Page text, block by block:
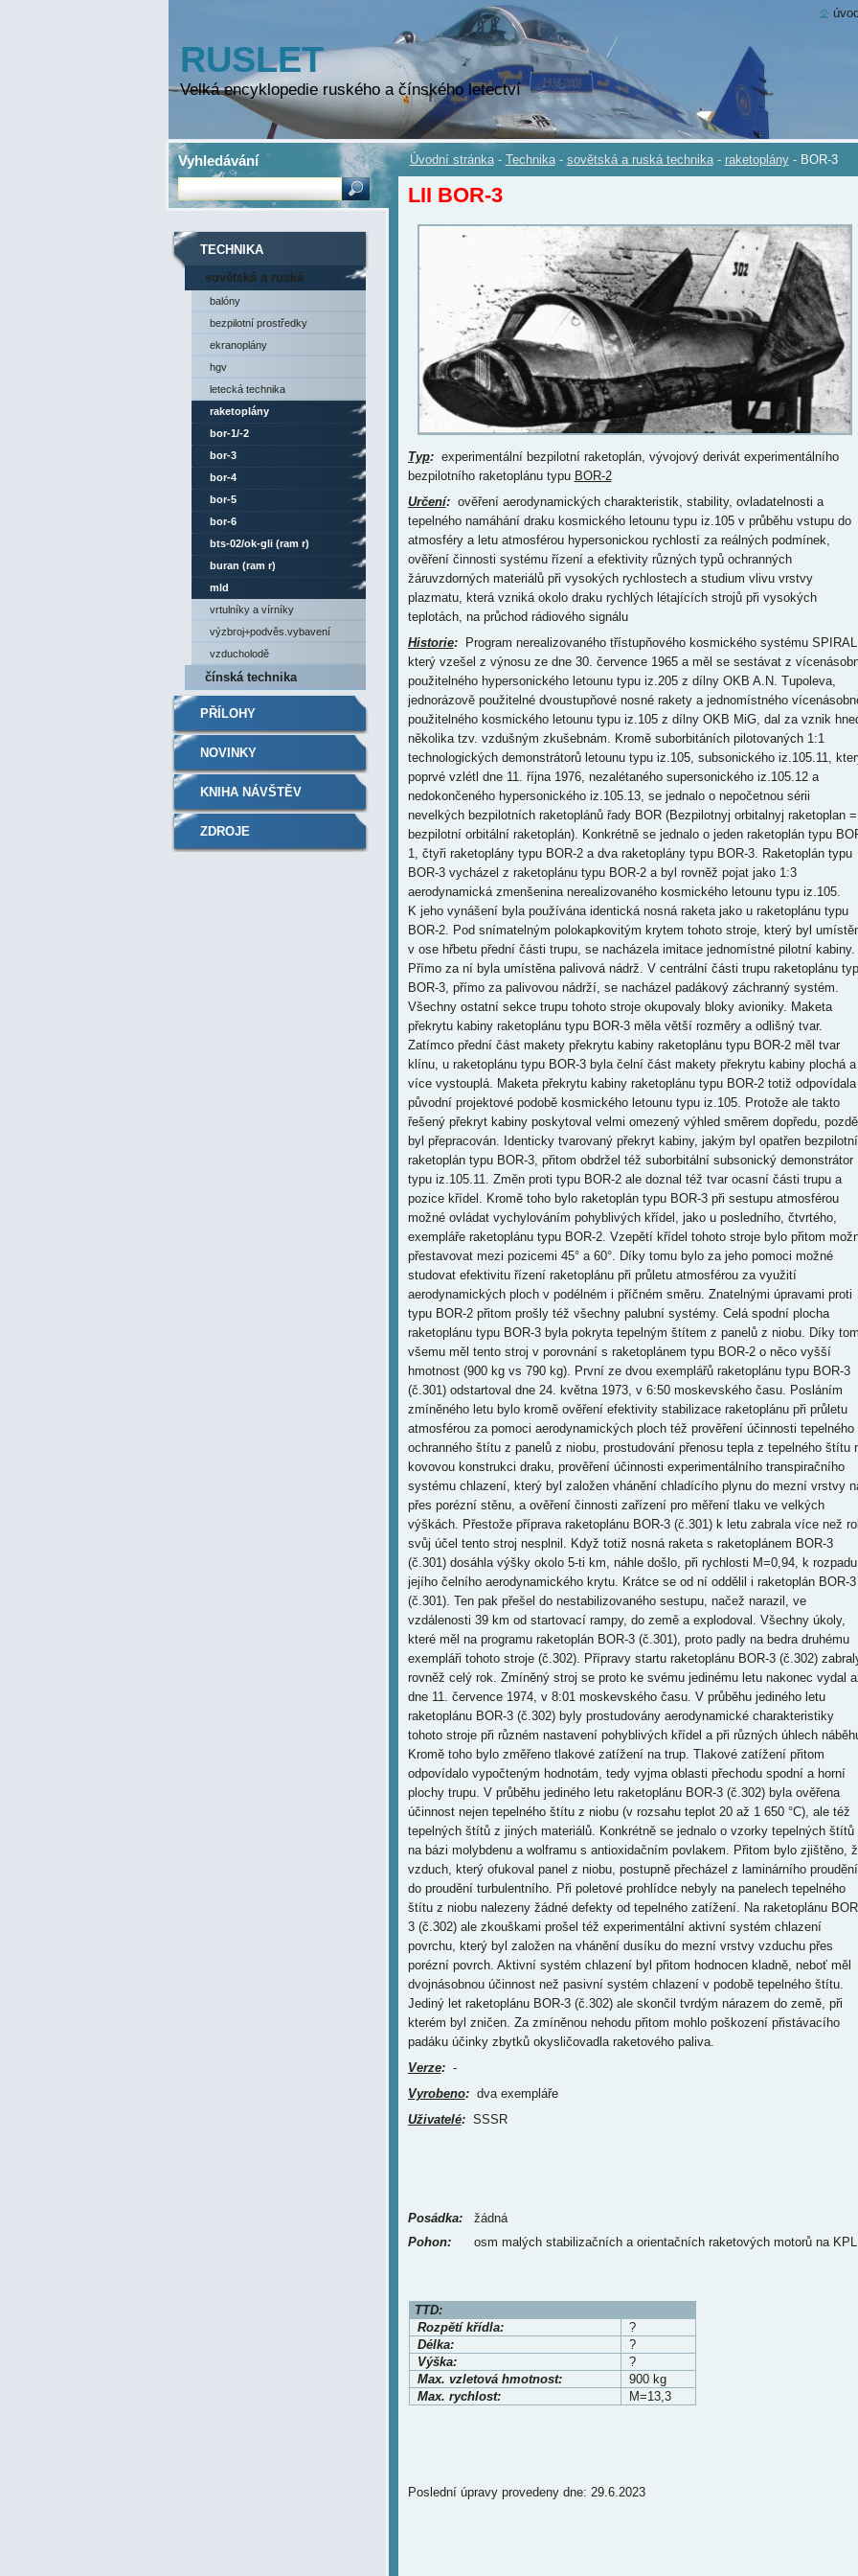
RUSLET
Velká encyklopedie ruského a čínského letectví
Úvodní stránka - Technika - sovětská a ruská technika - raketoplány - BOR-3
LII BOR-3
Typ:experimentální bezpilotní raketoplán, vývojový derivát experimentálního
bezpilotního raketoplánu typu BOR-2
Určení:ověření aerodynamických charakteristik, stability, ovladatelnosti a
tepelného namáhání draku kosmického letounu typu iz.105 v průběhu vstupu do
atmosféry a letu atmosférou hypersonickou rychlostí za reálných podmínek,
ověření činnosti systému řízení a efektivity různých typů ochranných
žáruvzdorných materiálů při vysokých rychlostech a studium vlivu vrstvy
plazmatu, která vzniká okolo draku rychlých létajících strojů při vysokých
teplotách, na průchod rádiového signálu
Historie:Program nerealizovaného třístupňového kosmického systému
který vzešel z výnosu ze dne 30. července 1965 a měl se sestávat z
použitelného hypersonického letounu typu iz.205 z dílny OKB A.N. Tupoleva,
jednorázově použitelné dvoustupňové nosné rakety a jednomístného
použitelného kosmického letounu typu iz.105 z dílny OKB MiG, dal za vznik
několika tzv. vzdušným zkušebnám. Kromě suborbitáních pilotovaných 1:1
technologických demonstrátorů letounu typu iz.105, subsonického iz.105.11,
poprvé vzlétl dne 11. října 1976, nezalétaného supersonického iz.105.12 a
nedokončeného hypersonického iz.105.13, se jednalo o nepočetnou sérii
nevelkých bezpilotních raketoplánů řady BOR (Bezpilotnyj orbitalnyj raketoplan =
bezpilotní orbitální raketoplán). Konkrétně se jednalo o jeden raketoplán typu
1, čtyři raketoplány typu BOR-2 a dva raketoplány typu BOR-3. Raketoplán typu
BOR-3 vycházel z raketoplánu typu BOR-2 a byl rovněž pojat jako 1:3
aerodynamická zmenšenina nerealizovaného kosmického letounu typu iz.105.
K jeho vynášení byla používána identická nosná raketa jako u raketoplánu typu
BOR-2. Pod snímatelným polokapkovitým krytem tohoto stroje, který byl
v ose hřbetu přední části trupu, se nacházela imitace jednomístné pilotní kabiny.
Přímo za ní byla umístěna palivová nádrž. V centrální části trupu raketoplánu
BOR-3, přímo za palivovou nádrží, se nacházel padákový záchranný systém.
Všechny ostatní sekce trupu tohoto stroje okupovaly bloky avioniky. Maketa
překrytu kabiny raketoplánu typu BOR-3 měla větší rozměry a odlišný tvar.
Zatímco přední část makety překrytu kabiny raketoplánu typu BOR-2 měl tvar
klínu, u raketoplánu typu BOR-3 byla čelní část makety překrytu kabiny plochá a
více vystouplá. Maketa překrytu kabiny raketoplánu typu BOR-2 totiž odpovídala
původní projektové podobě kosmického letounu typu iz.105. Protože ale takto
řešený překryt kabiny poskytoval velmi omezený výhled směrem dopředu,
byl přepracován. Identicky tvarovaný překryt kabiny, jakým byl opatřen bezpilotní
raketoplán typu BOR-3, přitom obdržel též suborbitální subsonický demonstrátor
typu iz.105.11. Změn proti typu BOR-2 ale doznal též tvar ocasní části trupu a
pozice křídel. Kromě toho bylo raketoplán typu BOR-3 při sestupu atmosférou
možné ovládat vychylováním pohyblivých křídel, jako u posledního, čtvrtého,
exempláře raketoplánu typu BOR-2. Vzepětí křídel tohoto stroje bylo přitom
přestavovat mezi pozicemi 45° a 60°. Díky tomu bylo za jeho pomoci možné
studovat efektivitu řízení raketoplánu při průletu atmosférou za využití
aerodynamických ploch v podélném i příčném směru. Znatelnými úpravami proti
typu BOR-2 přitom prošly též všechny palubní systémy. Celá spodní plocha
raketoplánu typu BOR-3 byla pokryta tepelným štítem z panelů z niobu. Díky
všemu měl tento stroj v porovnání s raketoplánem typu BOR-2 o něco vyšší
hmotnost (900 kg vs 790 kg). První ze dvou exemplářů raketoplánu typu BOR-3
(č.301) odstartoval dne 24. května 1973, v 6:50 moskevského času. Posláním
zmíněného letu bylo kromě ověření efektivity stabilizace raketoplánu při průletu
atmosférou za pomoci aerodynamických ploch též prověření účinnosti tepelného
ochranného štítu z panelů z niobu, prostudování přenosu tepla z tepelného štítu
kovovou konstrukci draku, prověření účinnosti experimentálního transpiračního
systému chlazení, který byl založen vhánění chladícího plynu do mezní vrstvy
přes porézní stěnu, a ověření činnosti zařízení pro měření tlaku ve velkých
výškách. Přestože příprava raketoplánu BOR-3 (č.301) k letu zabrala více než
svůj účel tento stroj nesplnil. Když totiž nosná raketa s raketoplánem BOR-3
(č.301) dosáhla výšky okolo 5-ti km, náhle došlo, při rychlosti M=0,94, k rozpadu
jejího čelního aerodynamického krytu. Krátce se od ní oddělil i raketoplán BOR-3
(č.301). Ten pak přešel do nestabilizovaného sestupu, načež narazil, ve
vzdálenosti 39 km od startovací rampy, do země a explodoval. Všechny úkoly,
které měl na programu raketoplán BOR-3 (č.301), proto padly na bedra druhému
exempláři tohoto stroje (č.302). Přípravy startu raketoplánu BOR-3 (č.302)
rovněž celý rok. Zmíněný stroj se proto ke svému jedinému letu nakonec vydal
dne 11. července 1974, v 8:01 moskevského času. V průběhu jediného letu
raketoplánu BOR-3 (č.302) byly prostudovány aerodynamické charakteristiky
tohoto stroje při různém nastavení pohyblivých křídel a při různých úhlech
Kromě toho bylo změřeno tlakové zatížení na trup. Tlakové zatížení přitom
odpovídalo vypočteným hodnotám, tedy vyjma oblasti přechodu spodní a horní
plochy trupu. V průběhu jediného letu raketoplánu BOR-3 (č.302) byla ověřena
účinnost nejen tepelného štítu z niobu (v rozsahu teplot 20 až 1 650 °C), ale též
tepelných štítů z jiných materiálů. Konkrétně se jednalo o vzorky tepelných štítů
na bázi molybdenu a wolframu s antioxidačním povlakem. Přitom bylo zjištěno,
vzduch, který ofukoval panel z niobu, postupně přecházel z laminárního proudění
do proudění turbulentního. Při poletové prohlídce nebyly na panelech tepelného
štítu z niobu nalezeny žádné defekty od tepelného zatížení. Na raketoplánu
3 (č.302) ale zkouškami prošel též experimentální aktivní systém chlazení
povrchu, který byl založen na vhánění dusíku do mezní vrstvy vzduchu přes
porézní povrch. Aktivní systém chlazení byl přitom hodnocen kladně, neboť měl
dvojnásobnou účinnost než pasivní systém chlazení v podobě tepelného štítu.
Jediný let raketoplánu BOR-3 (č.302) ale skončil tvrdým nárazem do země, při
kterém byl zničen. Za zmíněnou nehodu přitom mohlo poškození přistávacího
padáku účinky zbytků okysličovadla raketového paliva.
Verze:-
Vyrobeno:dva exempláře
Uživatelé:SSSR
Posádka:žádná
Pohon:osm malých stabilizačních a orientačních raketových motorů na KPL
TTD:
Rozpětí křídla:
?
Délka:
?
Výška:
?
Max. vzletová hmotnost:
900 kg
Max. rychlost:
M=13,3
Poslední úpravy provedeny dne: 29.6.2023
TECHNIKA
sovětská a ruská
technika
balóny
bezpilotní prostředky
ekranoplány
hgv
letecká technika
raketoplány
bor-1/-2
bor-3
bor-4
bor-5
bor-6
bts-02/ok-gli (ram r)
buran (ram r)
mld
vrtulníky a vírníky
výzbroj+podvěs.vybavení
vzducholodě
čínská technika
PŘÍLOHY
NOVINKY
KNIHA NÁVŠTĚV
ZDROJE
Vyhledávání